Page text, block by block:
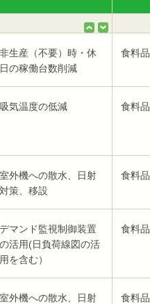
非生産（不要）時・休
日の稼働台数削減
食料品
吸気温度の低減 食料品
室外機への散水、日射
対策、移設
食料品
デマンド監視制御装置
の活用(日負荷線図の活
用を含む）
食料品
室外機への散水、日射
食料品